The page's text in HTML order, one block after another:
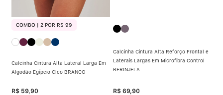
COMBO | 2 POR R$ 99
Calcinha Cintura Alta Lateral Larga Em
Algodão Egípcio Cleo BRANCO
R$ 59,90
Calcinha Cintura Alta Reforço Frontal e
Laterais Largas Em Microfibra Control
BERINJELA
R$ 69,90